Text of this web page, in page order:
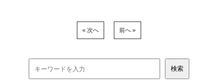
« 次へ 前へ »